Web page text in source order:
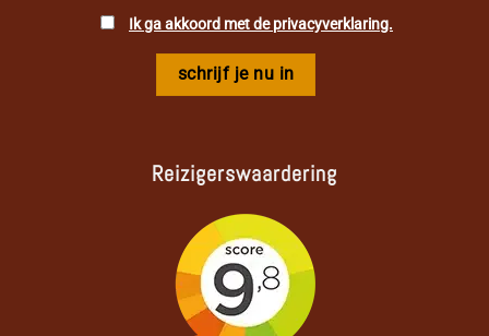
Ik ga akkoord met de privacyverklaring.
Reizigerswaardering